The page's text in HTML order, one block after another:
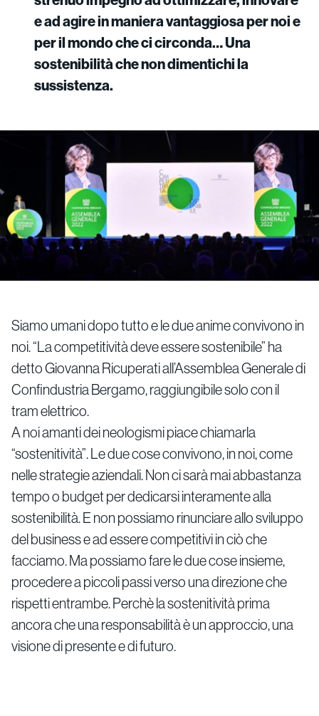
e ad agire in maniera vantaggiosa per noi e
per il mondo che ci circonda… Una
sostenibilità che non dimentichi la
sussistenza.
Siamo umani dopo tutto e le due anime convivono in
noi. “La competitività deve essere sostenibile” ha
detto Giovanna Ricuperati all’Assemblea Generale di
Confindustria Bergamo, raggiungibile solo con il
tram elettrico.
A noi amanti dei neologismi piace chiamarla
“sostenitività”. Le due cose convivono, in noi, come
nelle strategie aziendali. Non ci sarà mai abbastanza
tempo o budget per dedicarsi interamente alla
sostenibilità. E non possiamo rinunciare allo sviluppo
del business e ad essere competitivi in ciò che
facciamo. Ma possiamo fare le due cose insieme,
procedere a piccoli passi verso una direzione che
rispetti entrambe. Perchè la sostenitività prima
ancora che una responsabilità è un approccio, una
visione di presente e di futuro.